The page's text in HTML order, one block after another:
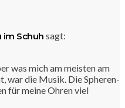
im Schuh sagt:
was mich am meisten am
war die Musik. Die Spheren-
für meine Ohren viel